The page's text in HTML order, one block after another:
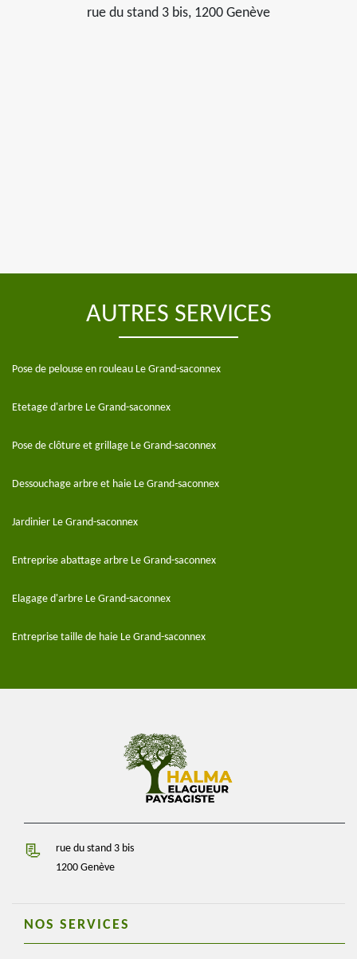
rue du stand 3 bis, 1200 Genève
AUTRES SERVICES
Pose de pelouse en rouleau Le Grand-saconnex
Etetage d'arbre Le Grand-saconnex
Pose de clôture et grillage Le Grand-saconnex
Dessouchage arbre et haie Le Grand-saconnex
Jardinier Le Grand-saconnex
Entreprise abattage arbre Le Grand-saconnex
Elagage d'arbre Le Grand-saconnex
Entreprise taille de haie Le Grand-saconnex
rue du stand 3 bis
1200 Genève
NOS SERVICES